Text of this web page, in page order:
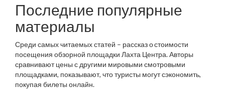
Последние популярные
материалы
Среди самых читаемых статей – рассказ о стоимости
посещения обзорной площадки Лахта Центра. Авторы
сравнивают цены с другими мировыми смотровыми
площадками, показывают, что туристы могут сэкономить,
покупая билеты онлайн.